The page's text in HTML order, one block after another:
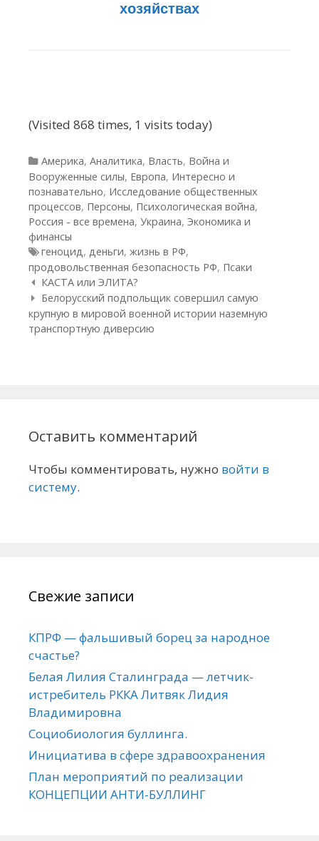
хозяйствах
(Visited 868 times, 1 visits today)
Рубрики
Америка, Аналитика, Власть, Война и
Вооруженные силы, Европа, Интересно и
познавательно, Исследование общественных
процессов, Персоны, Психологическая война,
Россия - все времена, Украина, Экономика и
финансы
Метки
геноцид, деньги, жизнь в РФ,
продовольственная безопасность РФ, Псаки
Навигация по статьям
КАСТА или ЭЛИТА?
Белорусский подпольщик совершил самую
крупную в мировой военной истории наземную
транспортную диверсию
Оставить комментарий
Чтобы комментировать, нужно войти в
систему.
Свежие записи
КПРФ — фальшивый борец за народное
счастье?
Белая Лилия Сталинграда — летчик-
истребитель РККА Литвяк Лидия
Владимировна
Социобиология буллинга.
Инициатива в сфере здравоохранения
План мероприятий по реализации
КОНЦЕПЦИИ АНТИ-БУЛЛИНГ